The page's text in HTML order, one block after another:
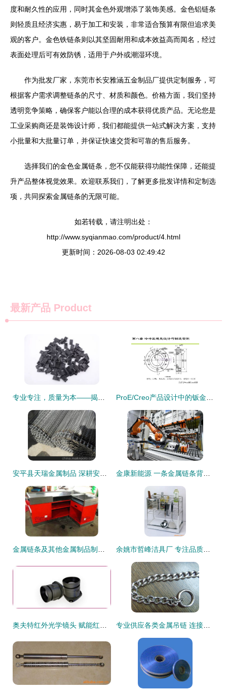
度和耐久性的应用，同时其金色外观增添了装饰美感。金色铝链条
则轻质且经济实惠，易于加工和安装，非常适合预算有限但追求美
观的客户。金色铁链条则以其坚固耐用和成本效益高而闻名，经过
表面处理后可有效防锈，适用于户外或潮湿环境。
作为批发厂家，东莞市长安雅涵五金制品厂提供定制服务，可
根据客户需求调整链条的尺寸、材质和颜色。价格方面，我们坚持
透明竞争策略，确保客户能以合理的成本获得优质产品。无论您是
工业采购商还是装饰设计师，我们都能提供一站式解决方案，支持
小批量和大批量订单，并保证快速交货和可靠的售后服务。
选择我们的金色金属链条，您不仅能获得功能性保障，还能提
升产品整体视觉效果。欢迎联系我们，了解更多批发详情和定制选
项，共同探索金属链条的无限可能。
如若转载，请注明出处：
http://www.syqianmao.com/product/4.html
更新时间：2026-08-03 02:49:42
最新产品 Product